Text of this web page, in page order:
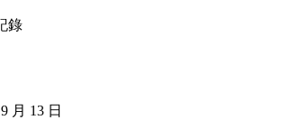
錄
月 13 日